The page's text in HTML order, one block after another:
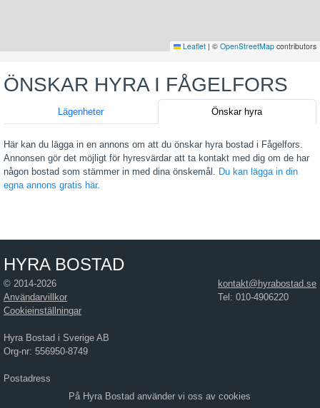
Leaflet | © OpenStreetMap contributors
ÖNSKAR HYRA I FÅGELFORS
Lägenheter Önskar hyra
Här kan du lägga in en annons om att du önskar hyra bostad i Fågelfors.
Annonsen gör det möjligt för hyresvärdar att ta kontakt med dig om de har
någon bostad som stämmer in med dina önskemål. Du kan lägga in din
egna annons gratis här.
HYRA BOSTAD
kontakt@hyrabostad.se
Tel: 010-4906220
© 2014-2026
Användarvillkor
Cookieinställningar
Hyra Bostad i Sverige AB
Org-nr: 556950-8749
Postadress
Hyra Bostad i Sverige ABPå Hyra Bostad använder vi oss av cookies